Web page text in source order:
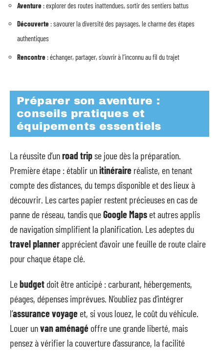
Aventure : explorer des routes inattendues, sortir des sentiers battus
Découverte : savourer la diversité des paysages, le charme des étapes
authentiques
Rencontre : échanger, partager, s’ouvrir à l’inconnu au fil du trajet
Préparer son aventure :
conseils pratiques et
équipements essentiels
La réussite d’unroad tripse joue dès la préparation.
Première étape : établir unitinéraire réaliste, en tenant
compte des distances, du temps disponible et des lieux à
découvrir. Les cartes papier restent précieuses en cas de
panne de réseau, tandis queGoogle Maps et autres applis
de navigation simplifient la planification. Les adeptes du
travel plannerapprécient d’avoir une feuille de route claire
pour chaque étape clé.
Lebudget doit être anticipé : carburant, hébergements,
péages, dépenses imprévues. N’oubliez pas d’intégrer
l’assurance voyage et, si vous louez, le coût du véhicule.
Louer unvan aménagé offre une grande liberté, mais
pensez à vérifier la couverture d’assurance, la facilité